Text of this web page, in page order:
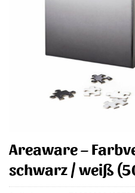
Areaware –
schwarz / weiß